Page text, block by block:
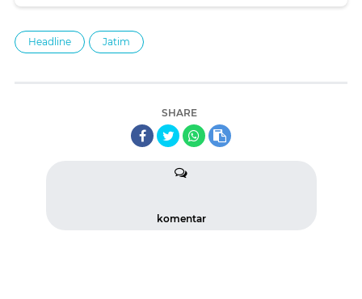
Headline Jatim
SHARE
komentar